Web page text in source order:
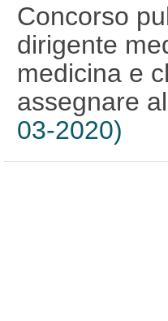
Concorso
dirigente
medicina e
assegnare
03-2020)